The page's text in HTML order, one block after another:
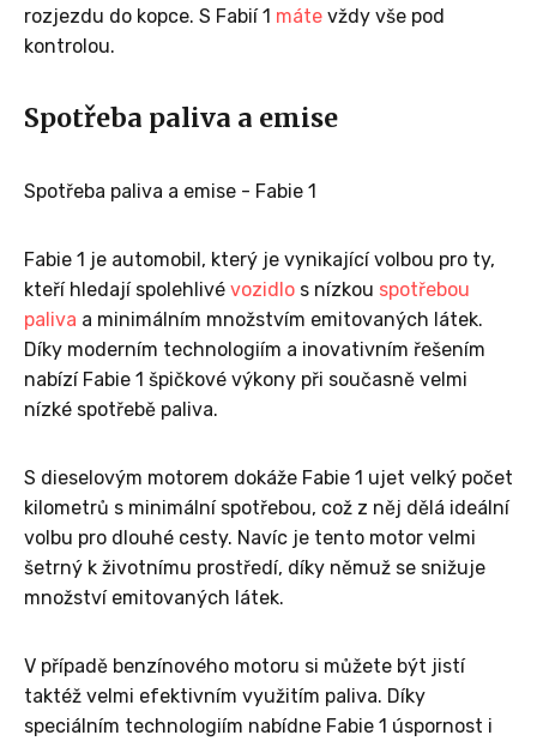
rozjezdu do kopce. S Fabií 1 máte vždy vše pod
kontrolou.
Spotřeba paliva a emise
Spotřeba paliva a emise - Fabie 1
Fabie 1 je automobil, který je vynikající volbou pro ty,
kteří hledají spolehlivé vozidlo s nízkou spotřebou
paliva a minimálním množstvím emitovaných látek.
Díky moderním technologiím a inovativním řešením
nabízí Fabie 1 špičkové výkony při současně velmi
nízké spotřebě paliva.
S dieselovým motorem dokáže Fabie 1 ujet velký počet
kilometrů s minimální spotřebou, což z něj dělá ideální
volbu pro dlouhé cesty. Navíc je tento motor velmi
šetrný k životnímu prostředí, díky němuž se snižuje
množství emitovaných látek.
V případě benzínového motoru si můžete být jistí
taktéž velmi efektivním využitím paliva. Díky
speciálním technologiím nabídne Fabie 1 úspornost i